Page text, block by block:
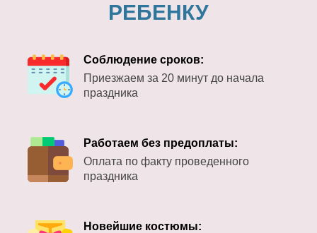
РЕБЕНКУ
Соблюдение сроков:
Приезжаем за 20 минут до начала
праздника
Работаем без предоплаты:
Оплата по факту проведенного
праздника
Новейшие костюмы: